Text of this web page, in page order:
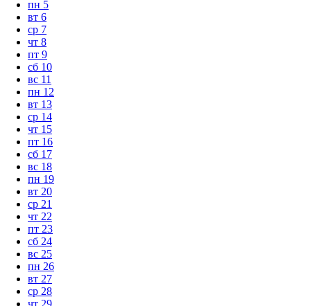
пн 5
вт 6
ср 7
чт 8
пт 9
сб 10
вс 11
пн 12
вт 13
ср 14
чт 15
пт 16
сб 17
вс 18
пн 19
вт 20
ср 21
чт 22
пт 23
сб 24
вс 25
пн 26
вт 27
ср 28
чт 29